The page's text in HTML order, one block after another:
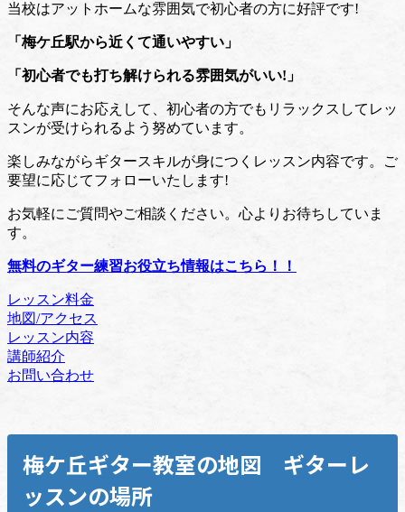
当校はアットホームな雰囲気で初心者の方に好評です!
「梅ケ丘駅から近くて通いやすい」
「初心者でも打ち解けられる雰囲気がいい!」
そんな声にお応えして、初心者の方でもリラックスしてレッ
スンが受けられるよう努めています。
楽しみながらギタースキルが身につくレッスン内容です。ご
要望に応じてフォローいたします!
お気軽にご質問やご相談ください。心よりお待ちしていま
す。
無料のギター練習お役立ち情報はこちら！！
レッスン料金
地図/アクセス
レッスン内容
講師紹介
お問い合わせ
梅ケ丘ギター教室の地図 ギターレ
ッスンの場所